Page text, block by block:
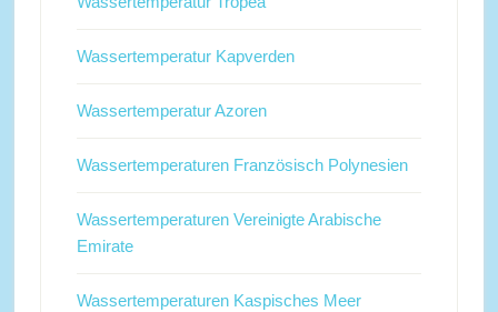
Wassertemperatur Kapverden
Wassertemperatur Azoren
Wassertemperaturen Französisch Polynesien
Wassertemperaturen Vereinigte Arabische
Emirate
Wassertemperaturen Kaspisches Meer